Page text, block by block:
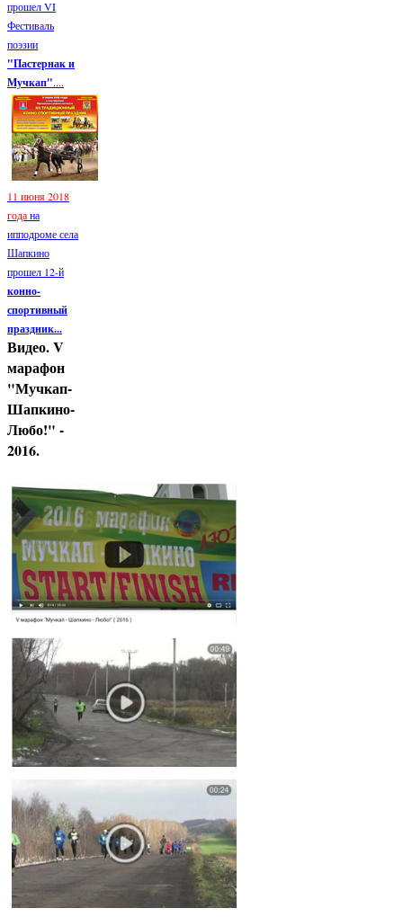
прошел VI
Фестиваль
поэзии
"Пастернак и
Мучкап"....
11 июня 2018
годана
ипподроме села
Шапкино
прошел 12-й
конно-
спортивный
праздник...
Видео. V
марафон
"Мучкап-
Шапкино-
Любо!" -
2016.